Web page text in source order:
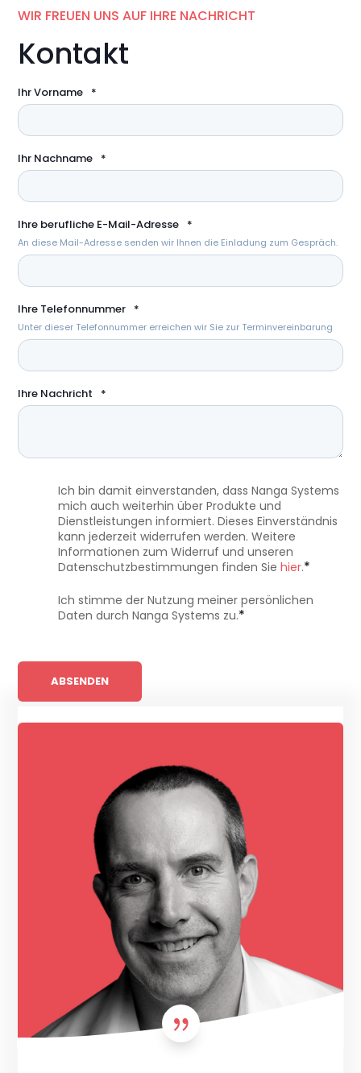
WIR FREUEN UNS AUF IHRE NACHRICHT
Kontakt
Ihr Vorname *
Ihr Nachname *
Ihre berufliche E-Mail-Adresse *
An diese Mail-Adresse senden wir Ihnen die Einladung zum Gespräch.
Ihre Telefonnummer *
Unter dieser Telefonnummer erreichen wir Sie zur Terminvereinbarung
Ihre Nachricht *
Ich bin damit einverstanden, dass Nanga Systems
mich auch weiterhin über Produkte und
Dienstleistungen informiert. Dieses Einverständnis
kann jederzeit widerrufen werden. Weitere
Informationen zum Widerruf und unseren
Datenschutzbestimmungen finden Siehier.*
Ich stimme der Nutzung meiner persönlichen
Daten durch Nanga Systems zu.*